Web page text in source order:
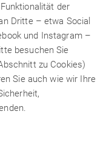
der
Dritte – etwa Social
und Instagram –
besuchen Sie
zu Cookies)
Sie auch wie wir Ihre